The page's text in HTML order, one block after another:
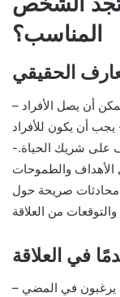
المناسب؟
الحقيقي
– بعد التحدث والتواصل عبر تطبيقات التعارف، يمكن أن يصل الأفراد
يجب أن يكون للأفراد
على شريك الحياة.-
الأهداف والطموحات
محادثات صريحة حول
في العلاقة
– بعد اللقاء الأول، يجب أن يقرر الأفراد إن كانوا يرغبون في المضي